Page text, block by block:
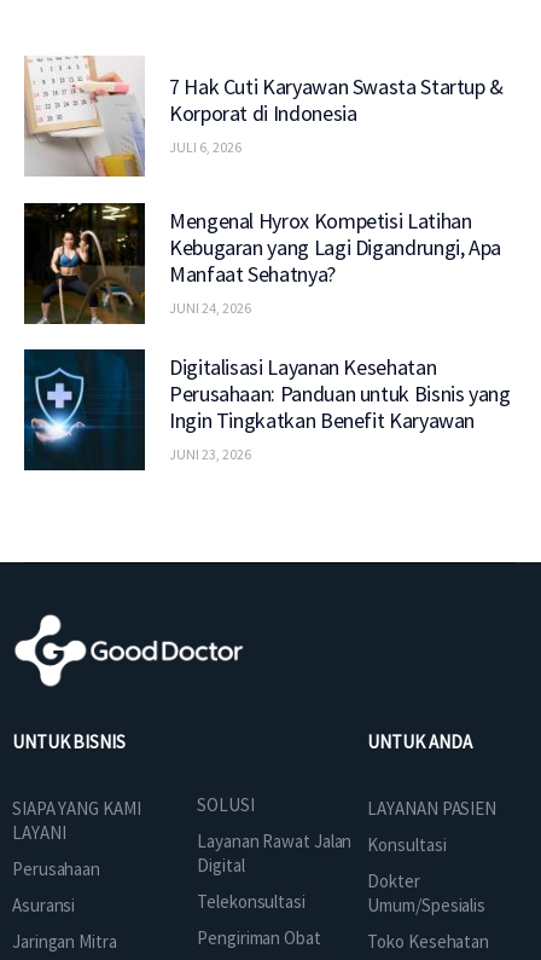
7 Hak Cuti Karyawan Swasta Startup &
Korporat di Indonesia
JULI 6, 2026
Mengenal Hyrox Kompetisi Latihan
Kebugaran yang Lagi Digandrungi, Apa
Manfaat Sehatnya?
JUNI 24, 2026
Digitalisasi Layanan Kesehatan
Perusahaan: Panduan untuk Bisnis yang
Ingin Tingkatkan Benefit Karyawan
JUNI 23, 2026
UNTUK BISNIS
SIAPA YANG KAMI
LAYANI
Perusahaan
Asuransi
Jaringan Mitra
SOLUSI
Layanan Rawat Jalan
Digital
Telekonsultasi
Pengiriman Obat
UNTUK ANDA
LAYANAN PASIEN
Konsultasi
Dokter
Umum/Spesialis
Toko Kesehatan